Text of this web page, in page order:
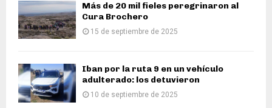
Más de 20 mil fieles peregrinaron al
Cura Brochero
15 de septiembre de 2025
Iban por la ruta 9 en un vehículo
adulterado: los detuvieron
10 de septiembre de 2025